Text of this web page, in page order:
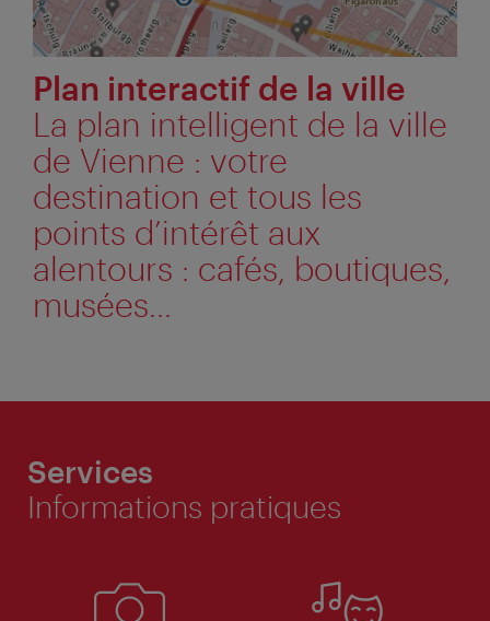
Plan interactif de la ville
La plan intelligent de la ville
de Vienne : votre
destination et tous les
points d’intérêt aux
alentours : cafés, boutiques,
musées…
Services
Informations pratiques